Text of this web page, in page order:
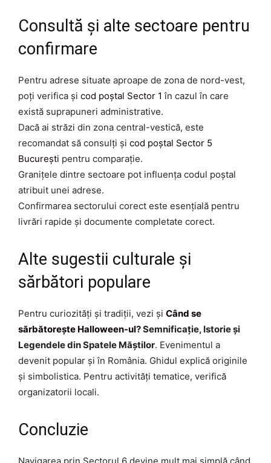
Consultă și alte sectoare pentru
confirmare
Pentru adrese situate aproape de zona de nord-vest,
poți verifica și cod poștal Sector 1 în cazul în care
există suprapuneri administrative.
Dacă ai străzi din zona central-vestică, este
recomandat să consulți și cod poștal Sector 5
București pentru comparație.
Granițele dintre sectoare pot influența codul poștal
atribuit unei adrese.
Confirmarea sectorului corect este esențială pentru
livrări rapide și documente completate corect.
Alte sugestii culturale și
sărbători populare
Pentru curiozități și tradiții, vezi și Când se
sărbătorește Halloween-ul? Semnificație, Istorie și
Legendele din Spatele Măștilor. Evenimentul a
devenit popular și în România. Ghidul explică originile
și simbolistica. Pentru activități tematice, verifică
organizatorii locali.
Concluzie
Navigarea prin Sectorul 6 devine mult mai simplă când